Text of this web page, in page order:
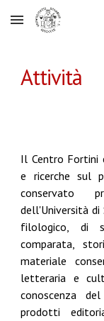
Skip to main
Attività
Il Centro Fortini
e ricerche sul
conservato
dell'Università di
filologico, di
comparata,
materiale
letteraria e
conoscenza
prodotti